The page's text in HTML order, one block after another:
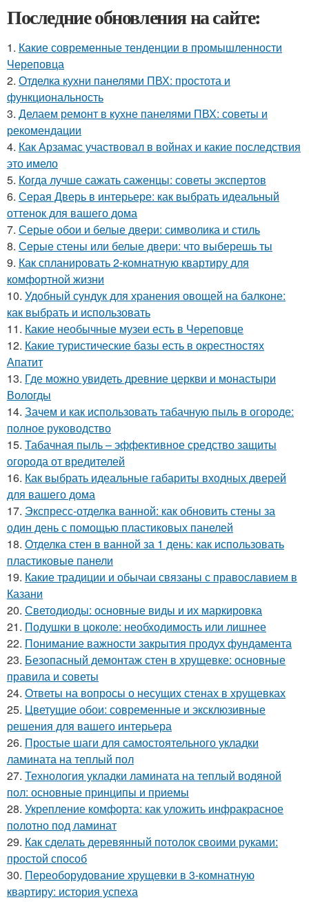
Последние обновления на сайте:
1. Какие современные тенденции в промышленности
Череповца
2. Отделка кухни панелями ПВХ: простота и
функциональность
3. Делаем ремонт в кухне панелями ПВХ: советы и
рекомендации
4. Как Арзамас участвовал в войнах и какие последствия
это имело
5. Когда лучше сажать саженцы: советы экспертов
6. Серая Дверь в интерьере: как выбрать идеальный
оттенок для вашего дома
7. Серые обои и белые двери: символика и стиль
8. Серые стены или белые двери: что выберешь ты
9. Как спланировать 2-комнатную квартиру для
комфортной жизни
10. Удобный сундук для хранения овощей на балконе:
как выбрать и использовать
11. Какие необычные музеи есть в Череповце
12. Какие туристические базы есть в окрестностях
Апатит
13. Где можно увидеть древние церкви и монастыри
Вологды
14. Зачем и как использовать табачную пыль в огороде:
полное руководство
15. Табачная пыль – эффективное средство защиты
огорода от вредителей
16. Как выбрать идеальные габариты входных дверей
для вашего дома
17. Экспресс-отделка ванной: как обновить стены за
один день с помощью пластиковых панелей
18. Отделка стен в ванной за 1 день: как использовать
пластиковые панели
19. Какие традиции и обычаи связаны с православием в
Казани
20. Светодиоды: основные виды и их маркировка
21. Подушки в цоколе: необходимость или лишнее
22. Понимание важности закрытия продух фундамента
23. Безопасный демонтаж стен в хрущевке: основные
правила и советы
24. Ответы на вопросы о несущих стенах в хрущевках
25. Цветущие обои: современные и эксклюзивные
решения для вашего интерьера
26. Простые шаги для самостоятельного укладки
ламината на теплый пол
27. Технология укладки ламината на теплый водяной
пол: основные принципы и приемы
28. Укрепление комфорта: как уложить инфракрасное
полотно под ламинат
29. Как сделать деревянный потолок своими руками:
простой способ
30. Переоборудование хрущевки в 3-комнатную
квартиру: история успеха